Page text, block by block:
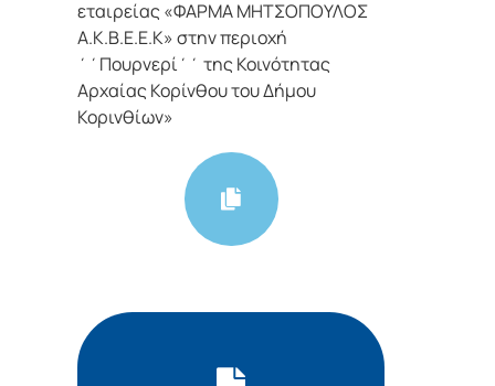
εταιρείας «ΦΑΡΜΑ ΜΗΤΣΟΠΟΥΛΟΣ
Α.Κ.Β.Ε.Ε.Κ» στην περιοχή
΄΄Πουρνερί΄΄ της Κοινότητας
Αρχαίας Κορίνθου του Δήμου
Κορινθίων»